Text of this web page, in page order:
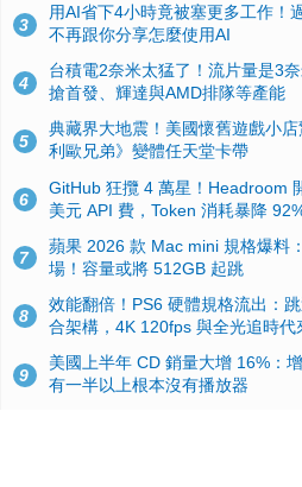
3
用AI省下4小時竟被塞更多工作！
不再跟你分享怎麼使用AI
4
台積電2奈米太猛了！流片量是3
搶首發、輝達與AMD排隊等產能
5
典藏界大地震！美國懷舊遊戲小
利歐兄弟》變體任天堂卡帶
6
GitHub 狂攬 4 萬星！Headroom
美元 API 費，Token 消耗暴降
7
蘋果 2026 款 Mac mini 規格爆料
場！容量或將 512GB 起跳
8
效能翻倍！PS6 硬體規格流出：
合架構，4K 120fps 與全光追時代
9
美國上半年 CD 銷量大增 16%：
有一半以上根本沒有播放器